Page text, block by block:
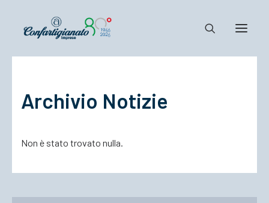
Confartigianato
Il Sistema
Archivio Notizie
Non è stato trovato nulla.